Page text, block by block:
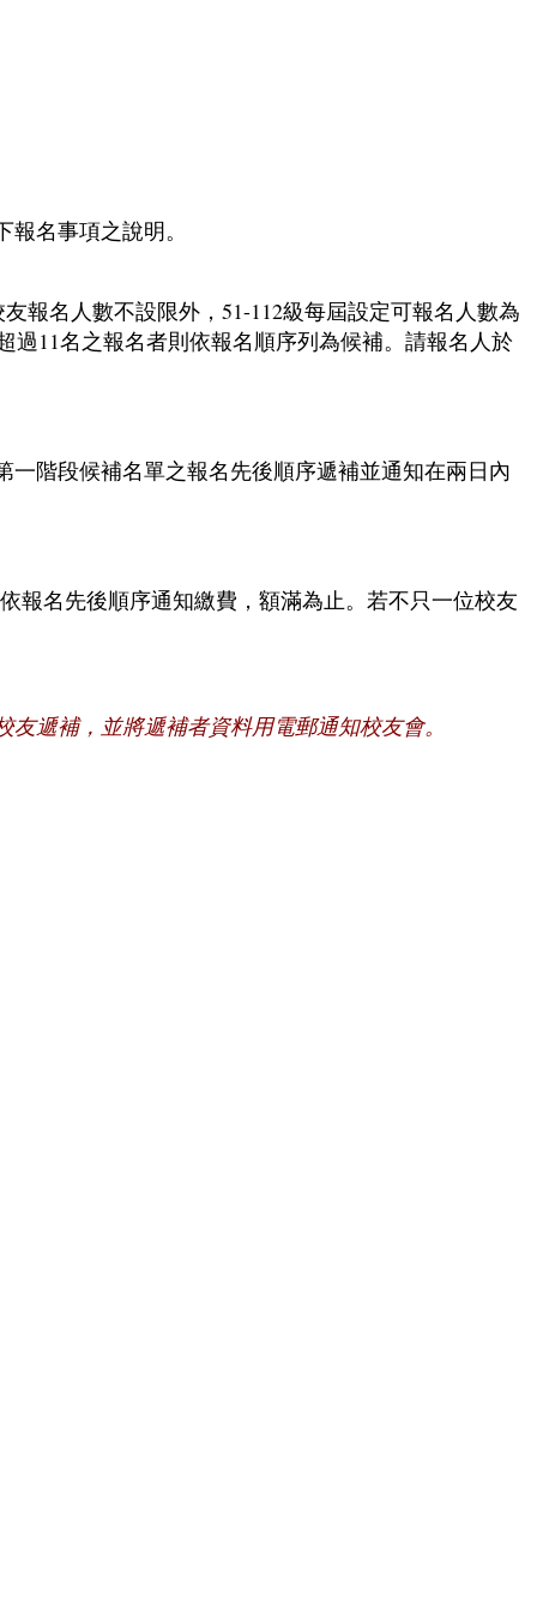
名事項之說明。
報名人數不設限外，51-112級每屆設定可報名人數為
過11名之報名者則依報名順序列為候補。請報名人於
階段候補名單之報名先後順序遞補並通知在兩日內
名先後順序通知繳費，額滿為止。 若不只一位校友
遞補，並將遞補者資料用電郵通知校友會。